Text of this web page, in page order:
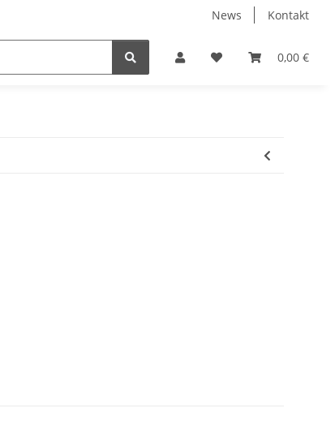
News Kontakt
0,00 €